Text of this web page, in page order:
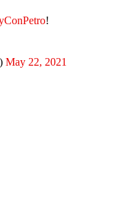
!
May 22, 2021